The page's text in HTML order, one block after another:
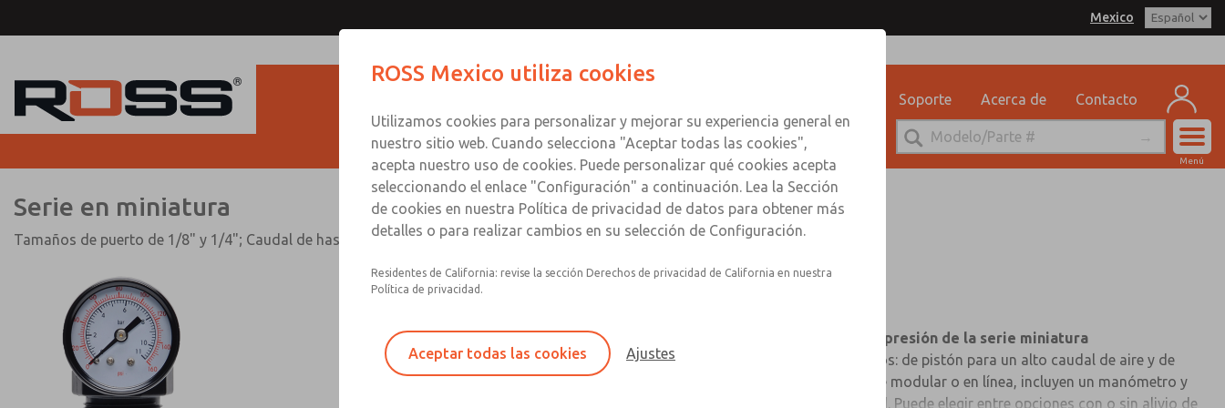
Mexico
Soporte Acerca de Contacto
Menú
Serie en miniatura
Tamaños de puerto de 1/8" y 1/4"; Caudal de hasta 40 scfm (1133 l/min)
Opciones de pistón y diafragma
Descripción general del producto: Reguladores de presión de la serie miniatura
Los reguladores de presión se presentan en dos diseños: de pistón para un alto caudal de aire y de
diafragma para una respuesta rápida. Ofrecen montaje modular o en línea, incluyen un manómetro y
cuentan con una perilla extraíble para mayor seguridad. Puede elegir entre opciones con o sin alivio de
ROSS Mexico utiliza cookies
Utilizamos cookies para personalizar y mejorar su experiencia general en
nuestro sitio web. Cuando selecciona "Aceptar todas las cookies",
acepta nuestro uso de cookies. Puede personalizar qué cookies acepta
seleccionando el enlace "Configuración" a continuación. Lea la Sección
de cookies en nuestra Política de privacidad de datos para obtener más
detalles o para realizar cambios en su selección de Configuración.
Residentes de California: revise la sección Derechos de privacidad de California en nuestra
Política de privacidad.
Aceptar todas las cookies Ajustes